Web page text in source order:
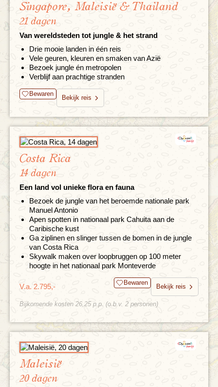
Singapore, Maleisië & Thailand
21 dagen
Van wereldsteden tot jungle & het strand
Drie mooie landen in één reis
Vele geuren, kleuren en smaken van Azië
Bezoek jungle én metropolen
Verblijf aan prachtige stranden
Bewaren
Bekijk reis
Costa Rica
14 dagen
Een land vol unieke flora en fauna
Bezoek de jungle van het beroemde nationale park
Manuel Antonio
Apen spotten in nationaal park Cahuita aan de
Caribische kust
Ga ziplinen en slinger tussen de bomen in de jungle
van Costa Rica
Skywalk maken over loopbruggen op 100 meter
hoogte in het nationaal park Monteverde
V.a. 2.795,- Bewaren
Bekijk reis
Bijkomende kosten 26,25 p.p. (o.b.v. 2 personen)
Maleisië
20 dagen